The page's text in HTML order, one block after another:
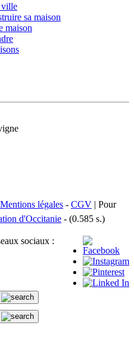
ville
sa maison
maison
Mentions légales - CGV | Pour
d'Occitanie - (0.585 s.)
sociaux :